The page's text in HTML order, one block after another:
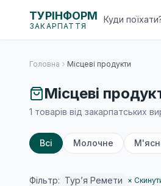
ТУРІНФОРМ
ЗАКАРПАТТЯ
Куди
Головна Місцеві продукти
Місцеві
1 товарів від закарпатських
Всі Молочне
Фільтр: Тур’я Ремети ×